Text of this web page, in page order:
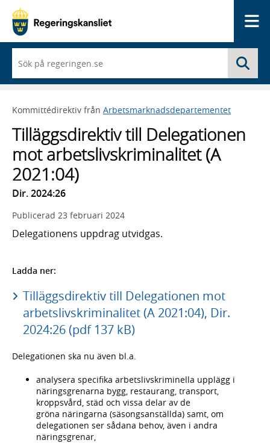
du
börjar
skriva
framträder
lista
med
sökförslag
Kommittédirektiv från Arbetsmarknadsdepartementet
Tilläggsdirektiv till Delegationen
mot arbetslivskriminalitet (A
2021:04)
Dir. 2024:26
Publicerad 23 februari 2024
Delegationens uppdrag utvidgas.
Ladda ner:
Tilläggsdirektiv till Delegationen mot
arbetslivskriminalitet (A 2021:04), Dir.
2024:26 (pdf 137 kB)
Delegationen ska nu även bl.a.
analysera specifika arbetslivskriminella upplägg i
näringsgrenarna bygg, restaurang, transport,
kroppsvård, städ och vissa delar av de
gröna näringarna (säsongsanställda) samt, om
delegationen ser sådana behov, även i andra
näringsgrenar,